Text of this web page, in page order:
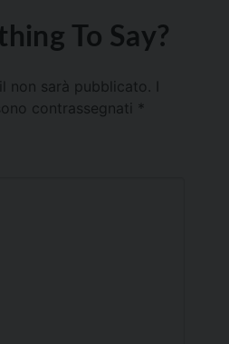
To Say?
non sarà pubblicato.
contrassegnati *